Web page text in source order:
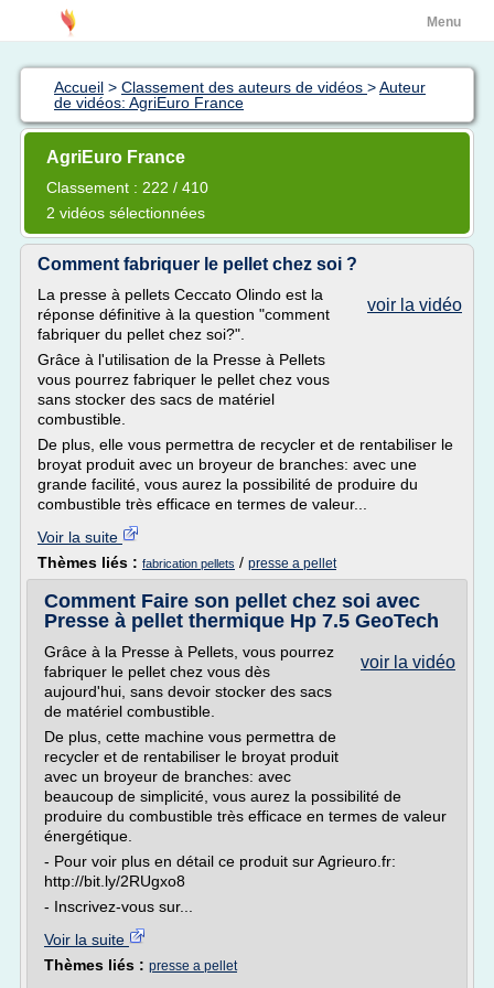
Menu
Accueil > Classement des auteurs de vidéos >Auteur
de vidéos: AgriEuro France
AgriEuro France
Classement : 222 / 410
2 vidéos sélectionnées
Comment fabriquer le pellet chez soi ?
voir la vidéo
La presse à pellets Ceccato Olindo est la
réponse définitive à la question "comment
fabriquer du pellet chez soi?".
Grâce à l'utilisation de la Presse à Pellets
vous pourrez fabriquer le pellet chez vous
sans stocker des sacs de matériel
combustible.
De plus, elle vous permettra de recycler et de rentabiliser le
broyat produit avec un broyeur de branches: avec une
grande facilité, vous aurez la possibilité de produire du
combustible très efficace en termes de valeur...
Voir la suite
Thèmes liés : fabrication pellets / presse a pellet
Comment Faire son pellet chez soi avec
Presse à pellet thermique Hp 7.5 GeoTech
voir la vidéo
Grâce à la Presse à Pellets, vous pourrez
fabriquer le pellet chez vous dès
aujourd'hui, sans devoir stocker des sacs
de matériel combustible.
De plus, cette machine vous permettra de
recycler et de rentabiliser le broyat produit
avec un broyeur de branches: avec
beaucoup de simplicité, vous aurez la possibilité de
produire du combustible très efficace en termes de valeur
énergétique.
- Pour voir plus en détail ce produit sur Agrieuro.fr:
http://bit.ly/2RUgxo8
- Inscrivez-vous sur...
Voir la suite
Thèmes liés : presse a pellet